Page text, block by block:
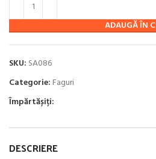
ADAUGĂ ÎN
SKU: SA086
Categorie: Faguri
Împărtășiți:
DESCRIERE